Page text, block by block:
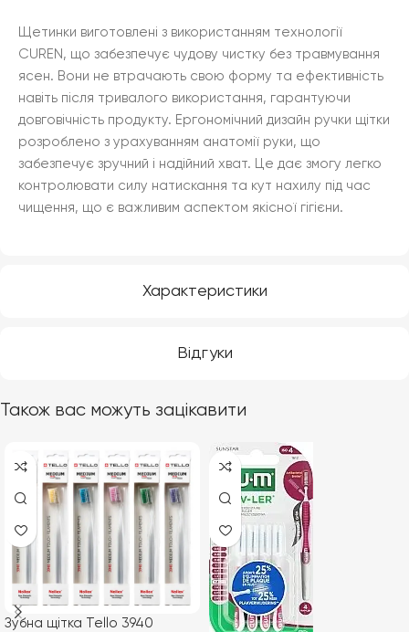
Характеристики
Відгуки
Щетинки виготовлені з використанням технології
CUREN, що забезпечує чудову чистку без травмування
ясен. Вони не втрачають свою форму та ефективність
навіть після тривалого використання, гарантуючи
довговічність продукту. Ергономічний дизайн ручки щітки
розроблено з урахуванням анатомії руки, що
забезпечує зручний і надійний хват. Це дає змогу легко
контролювати силу натискання та кут нахилу під час
чищення, що є важливим аспектом якісної гігієни.
Також вас можуть зацікавити
Зубна щітка Tello 3940